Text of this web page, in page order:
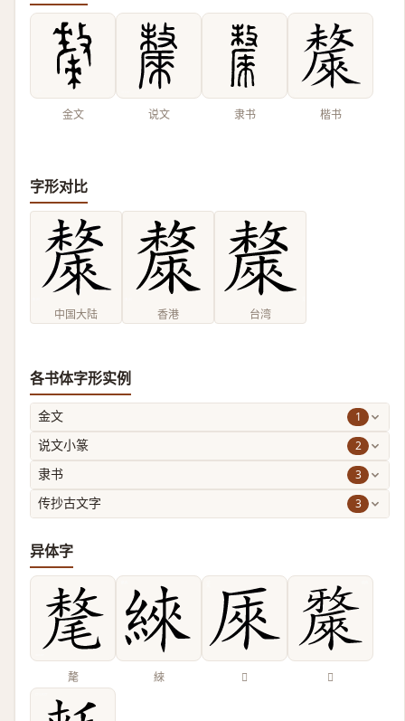
金文 说文 隶书 楷书
字形对比
中国大陆 香港 台湾
各书体字形实例
金文 1
说文小篆 2
隶书 3
传抄古文字 3
异体字
氂 䋱 𠩬 𣀗